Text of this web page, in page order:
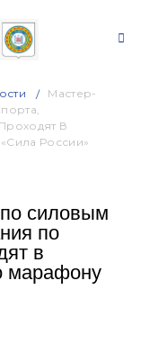
Мастер-
В
России»
силовым
по
в
марафону